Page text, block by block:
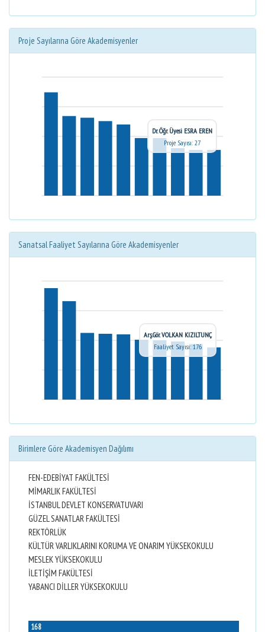
Proje Sayılarına Göre Akademisyenler
Dr. Öğr. Üyesi ESRA EREN
Proje Sayısı: 27
Sanatsal Faaliyet Sayılarına Göre Akademisyenler
Arş.Gör. VOLKAN KIZILTUNÇ
Faaliyet Sayısı: 176
Birimlere Göre Akademisyen Dağılımı
FEN-EDEBİYAT FAKÜLTESİ
MİMARLIK FAKÜLTESİ
İSTANBUL DEVLET KONSERVATUVARI
GÜZEL SANATLAR FAKÜLTESİ
REKTÖRLÜK
KÜLTÜR VARLIKLARINI KORUMA VE ONARIM YÜKSEKOKULU
MESLEK YÜKSEKOKULU
İLETİŞİM FAKÜLTESİ
YABANCI DİLLER YÜKSEKOKULU
168